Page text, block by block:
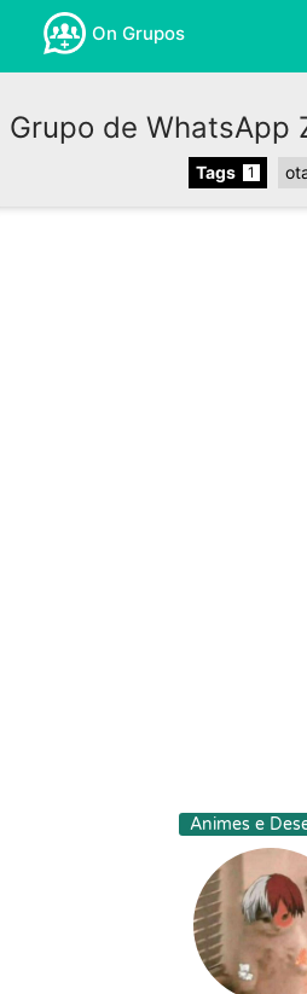
On Grupos
Grupo de WhatsApp
Tags 1
Animes e